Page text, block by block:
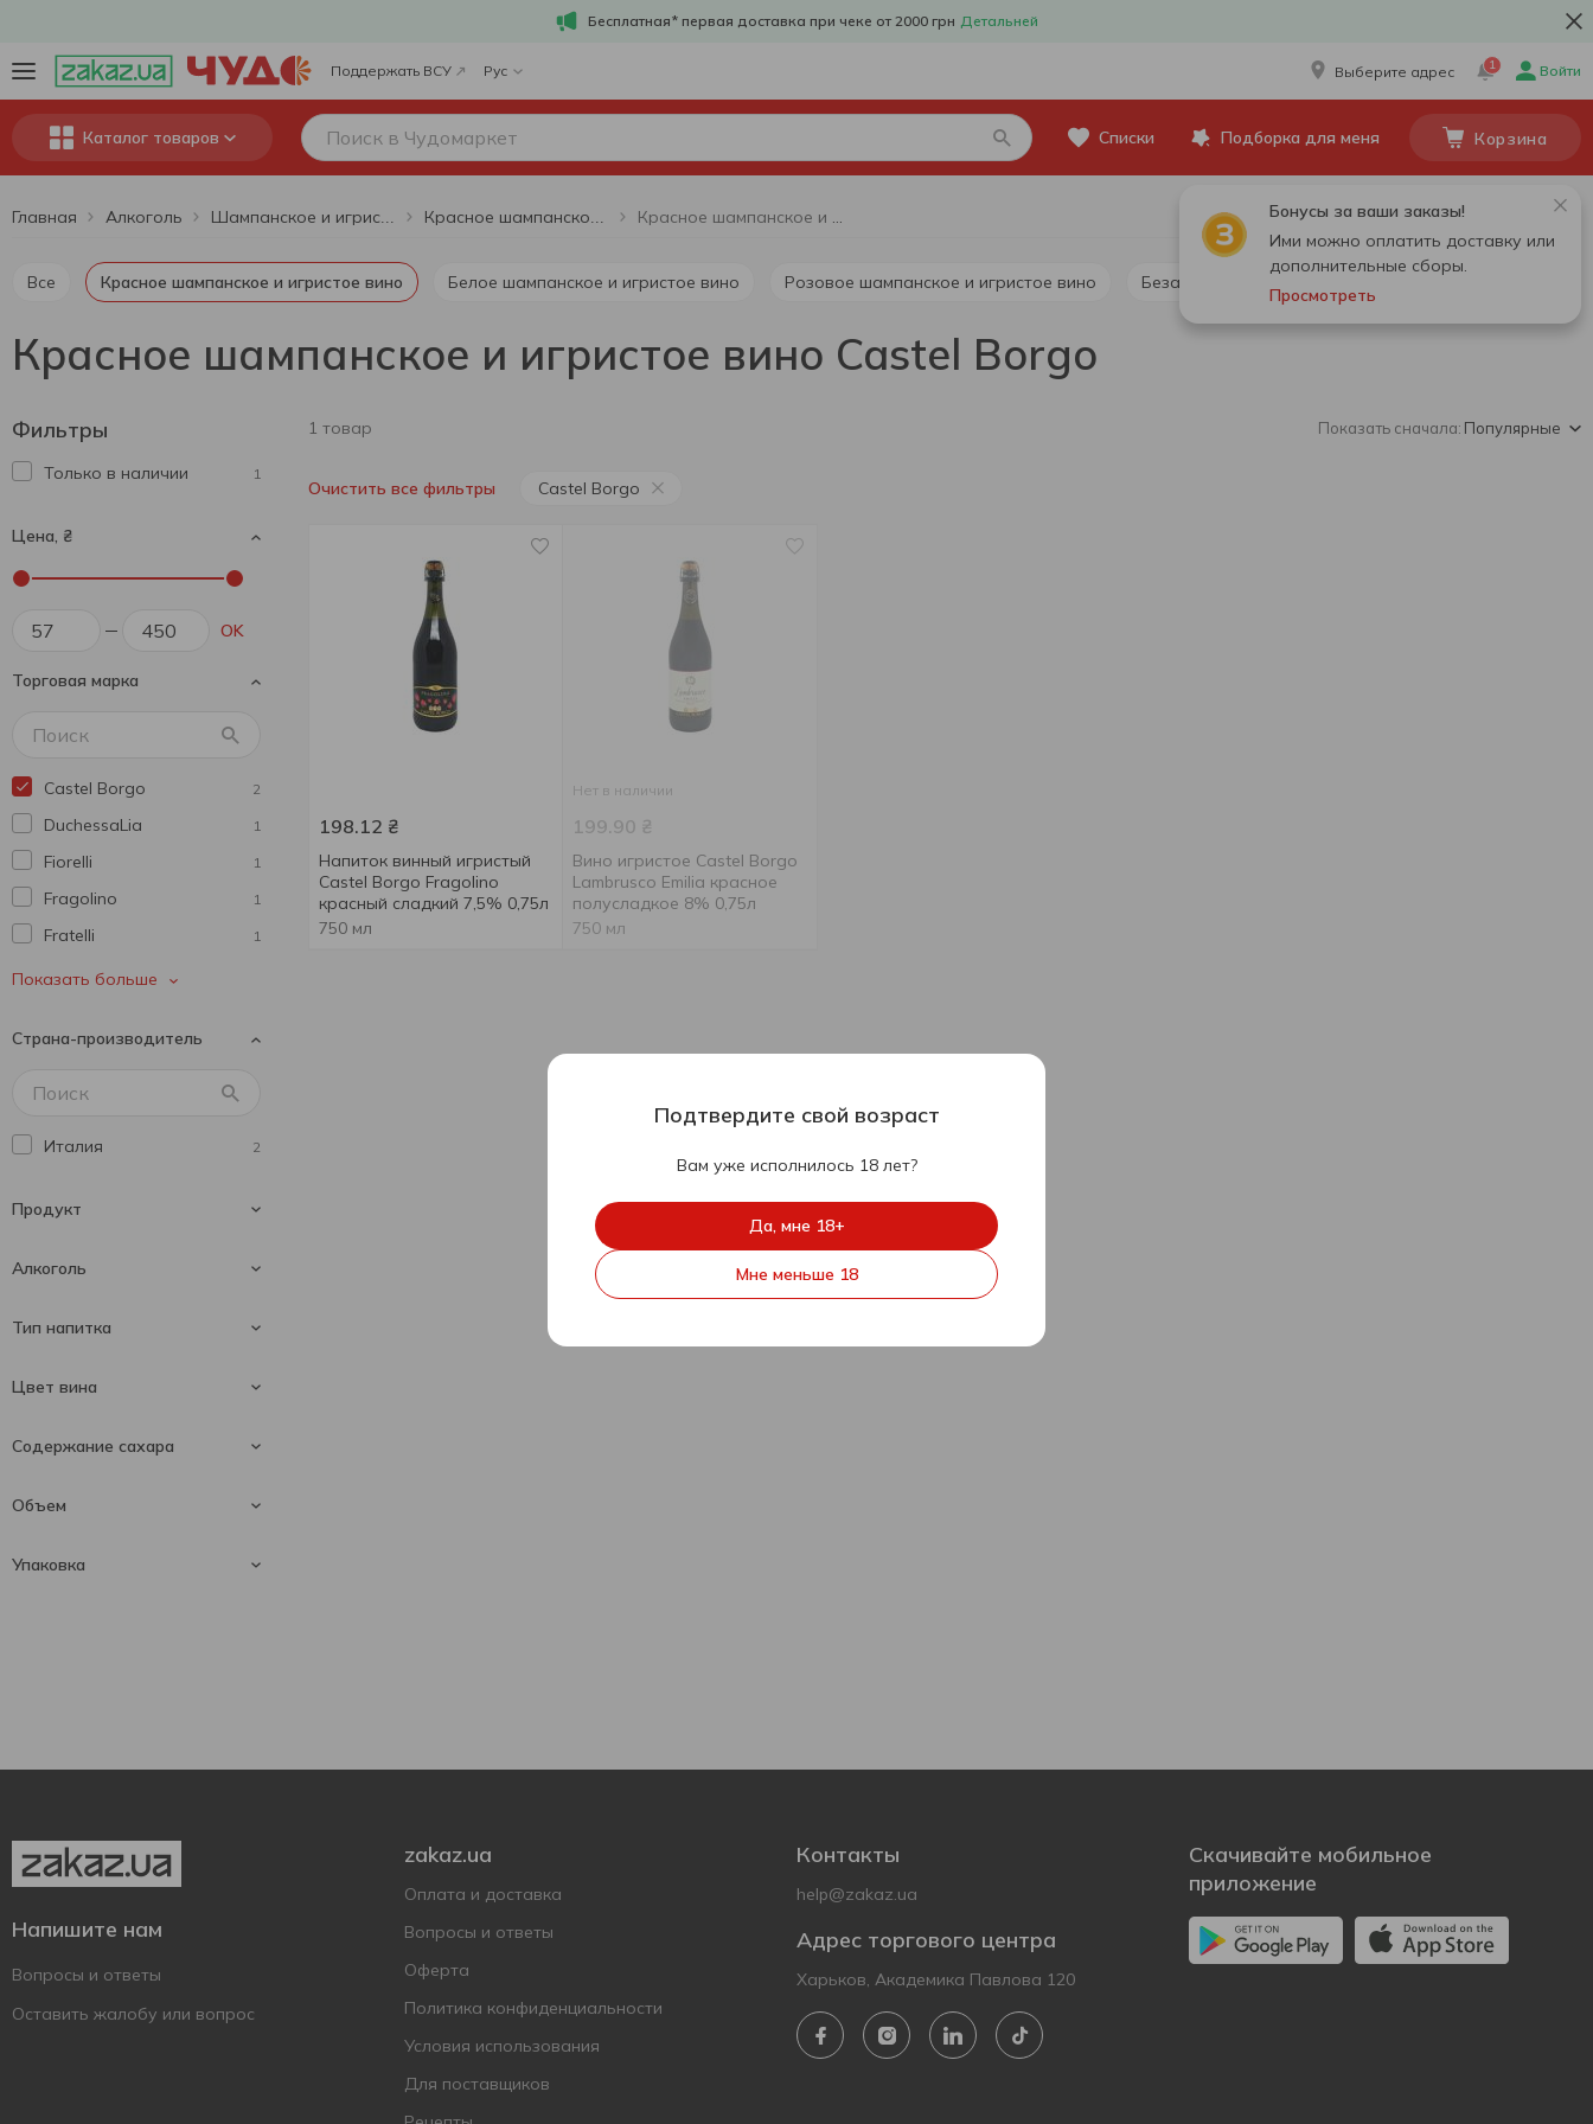
Бесплатная* первая доставка при чеке от 2000 грн Детальней
Поддержать ВСУ Рус Выберите адрес 1 Войти
Каталог товаров Списки Подборка для меня Корзина
Бонусы за ваши заказы!
Ими можно оплатить доставку или
дополнительные сборы.
Просмотреть
Главная Алкоголь Красное шампанское и игристое вино Castel Borgo
Все Красное шампанское и игристое вино Белое шампанское и игристое вино Розовое шампанское и игристое вино Безалкогольное шампанское и игристое вино
Красное шампанское и игристое вино Castel Borgo
Фильтры
Только в наличии 1
Цена, ₴
OK
Торговая марка
Castel Borgo 2
DuchessaLia 1
Fiorelli 1
Fragolino 1
Fratelli 1
Pregolino
Сан мартино 1
Показать больше
Страна-производитель
Италия 2
Продукт
Алкоголь
Тип напитка
Цвет вина
Содержание сахара
Объем
Упаковка
1 товар Показать сначала: Популярные
Очистить все фильтры Castel Borgo
198.12 ₴
Напиток винный игристый
Castel Borgo Fragolino
красный сладкий 7,5% 0,75л
750 мл
Нет в наличии
199.90 ₴
Вино игристое Castel Borgo
Lambrusco Emilia красное
полусладкое 8% 0,75л
750 мл
Напишите нам
Вопросы и ответы
Оставить жалобу или вопрос
zakaz.ua
Оплата и доставка
Вопросы и ответы
Оферта
Политика конфиденциальности
Условия использования
Для поставщиков
Контакты
help@zakaz.ua
Адрес торгового центра
Харьков, Академика Павлова 120
Скачивайте мобильное
приложение
Подтвердите свой возраст
Вам уже исполнилось 18 лет?
Да, мне 18+
Мне меньше 18